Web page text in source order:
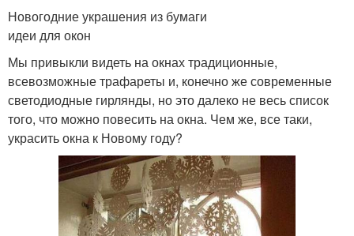
Новогодние украшения из бумаги
идеи для окон
Мы привыкли видеть на окнах традиционные,
всевозможные трафареты и, конечно же современные
светодиодные гирлянды, но это далеко не весь список
того, что можно повесить на окна. Чем же, все таки,
украсить окна к Новому году?